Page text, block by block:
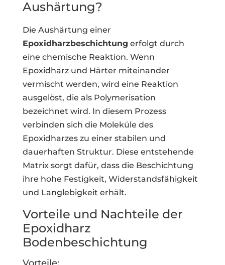
Aushärtung?
Die Aushärtung einer
Epoxidharzbeschichtung erfolgt durch
eine chemische Reaktion. Wenn
Epoxidharz und Härter miteinander
vermischt werden, wird eine Reaktion
ausgelöst, die als Polymerisation
bezeichnet wird. In diesem Prozess
verbinden sich die Moleküle des
Epoxidharzes zu einer stabilen und
dauerhaften Struktur. Diese entstehende
Matrix sorgt dafür, dass die Beschichtung
ihre hohe Festigkeit, Widerstandsfähigkeit
und Langlebigkeit erhält.
Vorteile und Nachteile der
Epoxidharz
Bodenbeschichtung